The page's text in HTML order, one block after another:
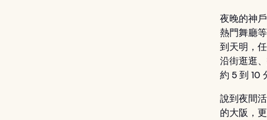
夜晚的神
熱門舞廳
到天明，
沿街逛逛
約 5 到 10
說到夜間
的大阪，